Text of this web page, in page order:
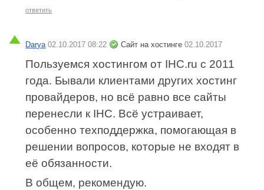
ответить
Darya 02.10.2017 08:22 Сайт на хостинге02.10.2017
Пользуемся хостингом от IHC.ru с 2011
года. Бывали клиентами других хостинг
провайдеров, но всё равно все сайты
перенесли к IHC. Всё устраивает,
особенно техподдержка, помогающая в
решении вопросов, которые не входят в
её обязанности.
В общем, рекомендую.